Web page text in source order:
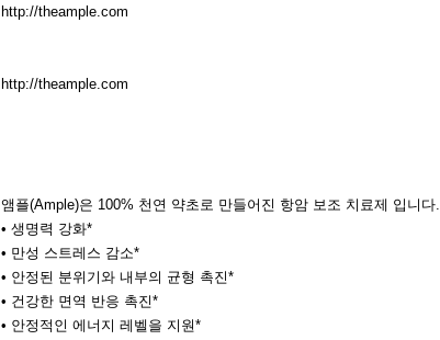
http://theample.com
http://theample.com
앰플(Ample)은 100% 천연 약초로 만들어진 항암 보조 치료제 입니다.
• 생명력 강화*
• 만성 스트레스 감소*
• 안정된 분위기와 내부의 균형 촉진*
• 건강한 면역 반응 촉진*
• 안정적인 에너지 레벨을 지원*